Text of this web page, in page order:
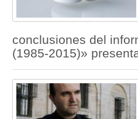
conclusiones del
(1985-2015)»